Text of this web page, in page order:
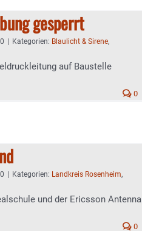
gesperrt
Kategorien: Blaulicht & Sirene,
auf Baustelle
0
Kategorien: Landkreis Rosenheim,
und der Ericsson Antenna
0